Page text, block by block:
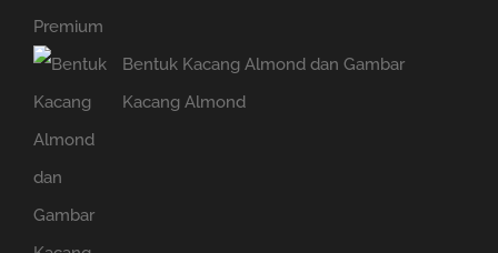
Bentuk Kacang Almond dan Gambar
Kacang Almond